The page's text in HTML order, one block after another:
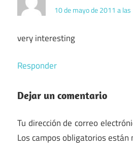
10 de mayo de 2011 a las
very interesting
Responder
Dejar un comentario
Tu dirección de correo
Los campos obligatorios están